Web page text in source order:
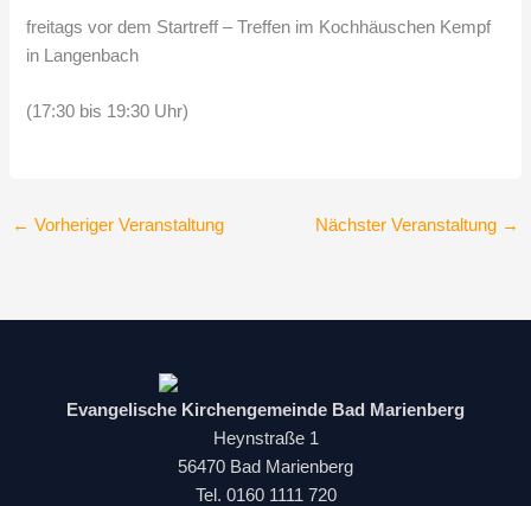
freitags vor dem Startreff – Treffen im Kochhäuschen Kempf
in Langenbach
(17:30 bis 19:30 Uhr)
← Vorheriger Veranstaltung Nächster Veranstaltung →
Evangelische Kirchengemeinde Bad Marienberg
Heynstraße 1
56470 Bad Marienberg
Tel. 0160 1111 720